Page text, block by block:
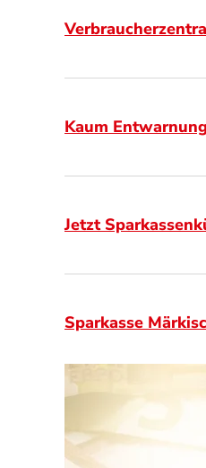
Kaum
Jetzt
Sparkasse